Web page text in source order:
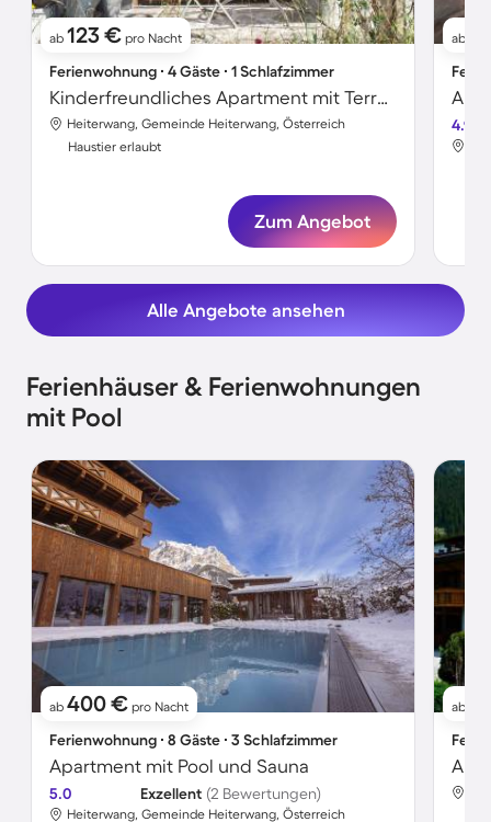
ab 123 € pro Nacht
Ferienwohnung ∙ 4 Gäste ∙ 1 Schlafzimmer
Kinderfreundliches Apartment mit Terrasse | Nah am Skifahren | Haustiere erlaubt
Heiterwang, Gemeinde Heiterwang, Österreich
Haustier erlaubt
Zum Angebot
ab
4.9
Alle Angebote ansehen
Ferienhäuser & Ferienwohnungen
mit Pool
ab 400 € pro Nacht
Ferienwohnung ∙ 8 Gäste ∙ 3 Schlafzimmer
Apartment mit Pool und Sauna
5.0 Exzellent (2 Bewertungen)
Heiterwang, Gemeinde Heiterwang, Österreich
ab